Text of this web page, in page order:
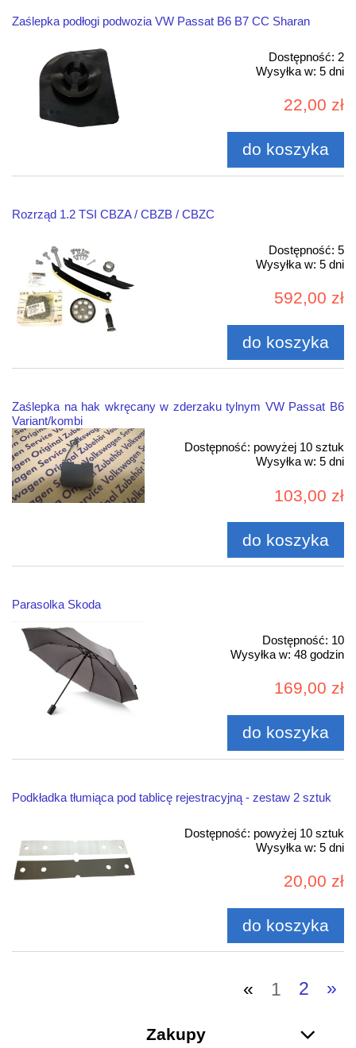
Zaślepka podłogi podwozia VW Passat B6 B7 CC Sharan
Dostępność: 2
Wysyłka w: 5 dni
22,00 zł
do koszyka
Rozrząd 1.2 TSI CBZA / CBZB / CBZC
Dostępność: 5
Wysyłka w: 5 dni
592,00 zł
do koszyka
Zaślepka na hak wkręcany w zderzaku tylnym VW Passat B6
Variant/kombi
Dostępność: powyżej 10 sztuk
Wysyłka w: 5 dni
103,00 zł
do koszyka
Parasolka Skoda
Dostępność: 10
Wysyłka w: 48 godzin
169,00 zł
do koszyka
Podkładka tłumiąca pod tablicę rejestracyjną - zestaw 2 sztuk
Dostępność: powyżej 10 sztuk
Wysyłka w: 5 dni
20,00 zł
do koszyka
« 1 2 »
Zakupy